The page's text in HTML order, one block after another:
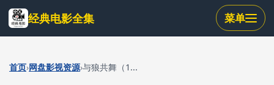
跳
到
主
内
经典电影全集 菜单
首页›网盘影视资源›与狼共舞（1...